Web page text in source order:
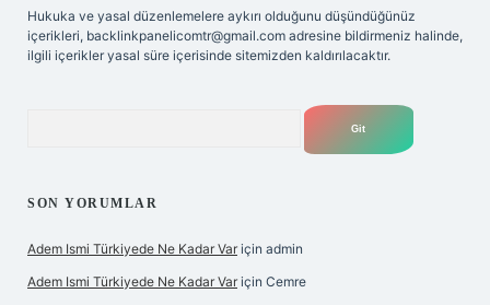
Hukuka ve yasal düzenlemelere aykırı olduğunu düşündüğünüz
içerikleri, backlinkpanelicomtr@gmail.com adresine bildirmeniz halinde,
ilgili içerikler yasal süre içerisinde sitemizden kaldırılacaktır.
SON YORUMLAR
Adem Ismi Türkiyede Ne Kadar Var için admin
Adem Ismi Türkiyede Ne Kadar Var için Cemre